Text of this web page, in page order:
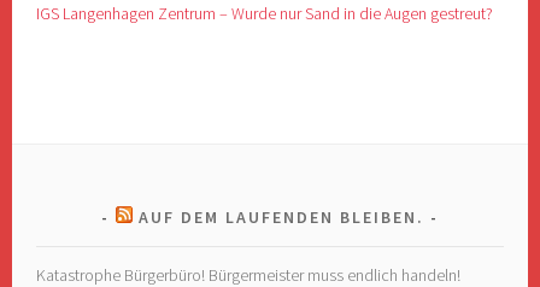
IGS Langenhagen Zentrum – Wurde nur Sand in die Augen gestreut?
AUF DEM LAUFENDEN BLEIBEN.
Katastrophe Bürgerbüro! Bürgermeister muss endlich handeln!